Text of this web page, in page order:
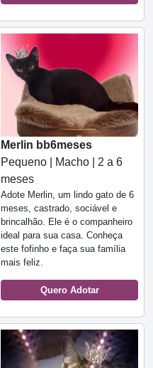
Merlin bb6meses
Pequeno | Macho | 2 a 6
meses
Adote Merlin, um lindo gato de 6
meses, castrado, sociável e
brincalhão. Ele é o companheiro
ideal para sua casa. Conheça
este fofinho e faça sua família
mais feliz.
Quero Adotar